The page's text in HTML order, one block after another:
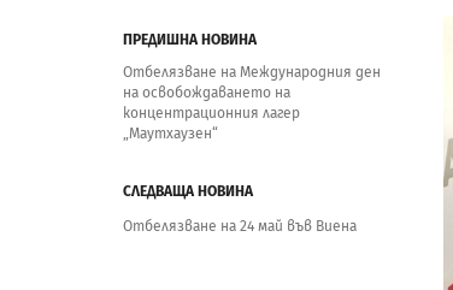
ПРЕДИШНА НОВИНА
Отбелязване на Международния ден
на освобождаването на
концентрационния лагер
„Маутхаузен“
СЛЕДВАЩА НОВИНА
Отбелязване на 24 май във Виена